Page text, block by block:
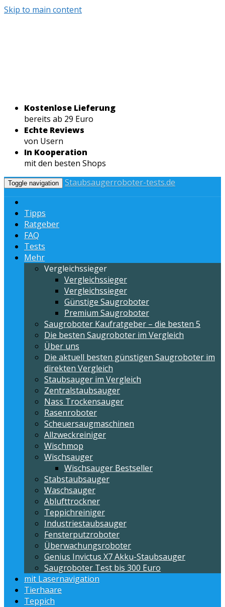
Skip to main content
Kostenlose Lieferung
bereits ab 29 Euro
Echte Reviews
von Usern
In Kooperation
mit den besten Shops
Toggle navigation Staubsaugerroboter-tests.de
Tipps
Ratgeber
FAQ
Tests
Mehr
Vergleichssieger
Vergleichssieger
Vergleichssieger
Günstige Saugroboter
Premium Saugroboter
Saugroboter Kaufratgeber – die besten 5
Die besten Saugroboter im Vergleich
Über uns
Die aktuell besten günstigen Saugroboter im
direkten Vergleich
Staubsauger im Vergleich
Zentralstaubsauger
Nass Trockensauger
Rasenroboter
Scheuersaugmaschinen
Allzweckreiniger
Wischmop
Wischsauger
Wischsauger Bestseller
Stabstaubsauger
Waschsauger
Ablufttrockner
Teppichreiniger
Industriestaubsauger
Fensterputzroboter
Überwachungsroboter
Genius Invictus X7 Akku-Staubsauger
Saugroboter Test bis 300 Euro
mit Lasernavigation
Tierhaare
Teppich